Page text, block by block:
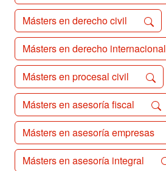
Másters en derecho civil
Másters en derecho internacional
Másters en procesal civil
Másters en asesoría fiscal
Másters en asesoría empresas
Másters en asesoría integral